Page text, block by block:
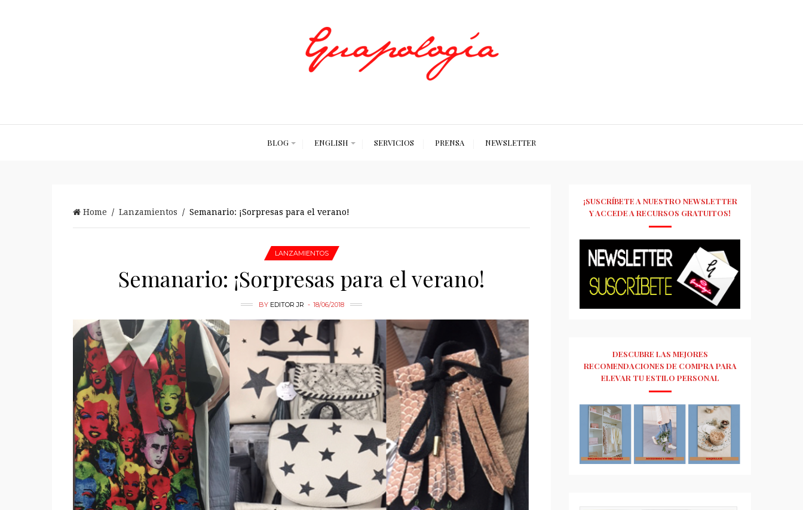
BLOG ENGLISH SERVICIOS PRENSA NEWSLETTER
Home / Lanzamientos / Semanario: ¡Sorpresas para el verano!
LANZAMIENTOS
Semanario: ¡Sorpresas para el verano!
BY EDITOR JR 18/06/2018
¡SUSCRÍBETE A NUESTRO NEWSLETTER
Y ACCEDE A RECURSOS GRATUITOS!
DESCUBRE LAS MEJORES
RECOMENDACIONES DE COMPRA PARA
ELEVAR TU ESTILO PERSONAL